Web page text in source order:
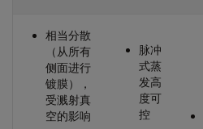
相当分散
（从所有
侧面进行
镀膜），
受溅射真
空的影响
脉冲
式蒸
发高
度可
控